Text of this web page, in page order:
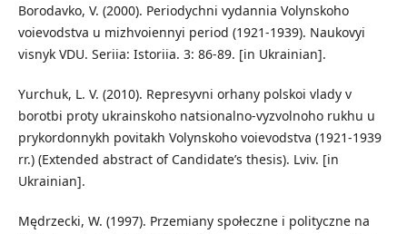
Borodavko, V. (2000). Periodychni vydannia Volynskoho
voievodstva u mizhvoiennyi period (1921-1939). Naukovyi
visnyk VDU. Seriia: Istoriia. 3: 86-89. [in Ukrainian].
Yurchuk, L. V. (2010). Represyvni orhany polskoi vlady v
borotbi proty ukrainskoho natsionalno-vyzvolnoho rukhu u
prykordonnykh povitakh Volynskoho voievodstva (1921-1939
rr.) (Extended abstract of Candidate’s thesis). Lviv. [in
Ukrainian].
Mędrzecki, W. (1997). Przemiany społeczne i polityczne na